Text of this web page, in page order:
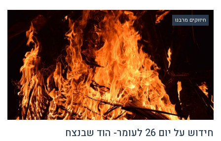
חיזוקים מרבנו
חידוש על יום 26 לעומר- הוד שבנצח